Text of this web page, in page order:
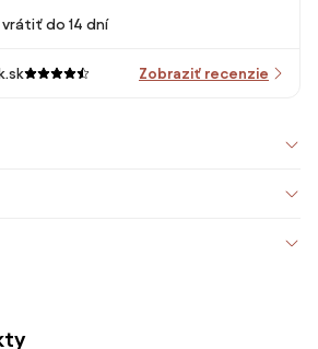
do 14 dní
Zobraziť recenzie